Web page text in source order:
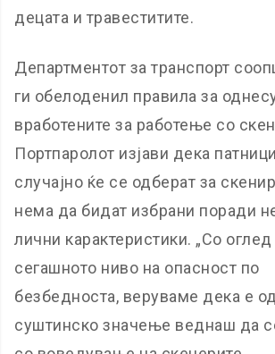
децата и травеститите.
Департментот за транспорт
ги обелоденил правила за
вработените за работење со
Портпаролот изјави дека
случајно ќе се одберат за
нема да бидат избрани поради
лични карактеристики. „Со оглед
сегашното ниво на опасност по
безбедноста, веруваме дека е од
суштинско значење веднаш да